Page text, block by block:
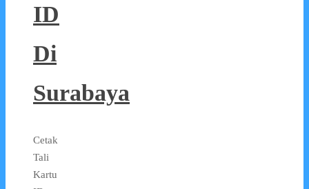
ID
Di
Surabaya
Cetak
Tali
Kartu